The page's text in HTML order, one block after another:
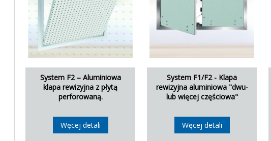
System F2 – Aluminiowa
klapa rewizyjna z płytą
perforowaną.
Węcej detali
System F1/F2 - Klapa
rewizyjna aluminiowa "dwu-
lub więcej częściowa"
Węcej detali